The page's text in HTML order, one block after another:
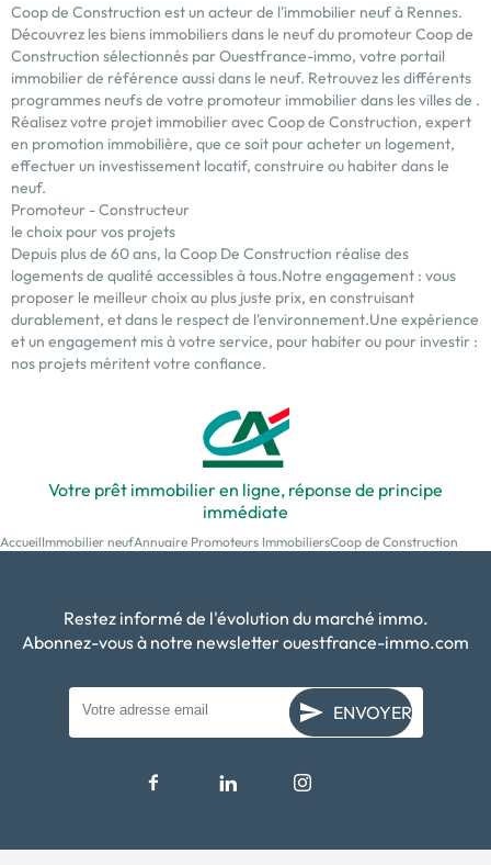
Coop de Construction est un acteur de l'immobilier neuf à Rennes.
Découvrez les biens immobiliers dans le neuf du promoteur Coop de
Construction sélectionnés par Ouestfrance-immo, votre portail
immobilier de référence aussi dans le neuf. Retrouvez les différents
programmes neufs de votre promoteur immobilierdans les villes de .
Réalisez votre projet immobilier avec Coop de Construction, expert
en promotion immobilière, que ce soit pour acheter un logement,
effectuer un investissement locatif, construire ou habiter dans le
neuf.
Promoteur - Constructeur
le choix pour vos projets
Depuis plus de 60 ans, la Coop De Construction réalise des
logements de qualité accessibles à tous.Notre engagement : vous
proposer le meilleur choix au plus juste prix, en construisant
durablement, et dans le respect de l'environnement.Une expérience
et un engagement mis à votre service, pour habiter ou pour investir :
nos projets méritent votre confiance.
Votre prêt immobilier en ligne, réponse de principe
immédiate
AccueilImmobilier neufAnnuaire Promoteurs ImmobiliersCoop de Construction
Restez informé de l'évolution du marché immo.
Abonnez-vous à notre newsletter ouestfrance-immo.com
ENVOYER